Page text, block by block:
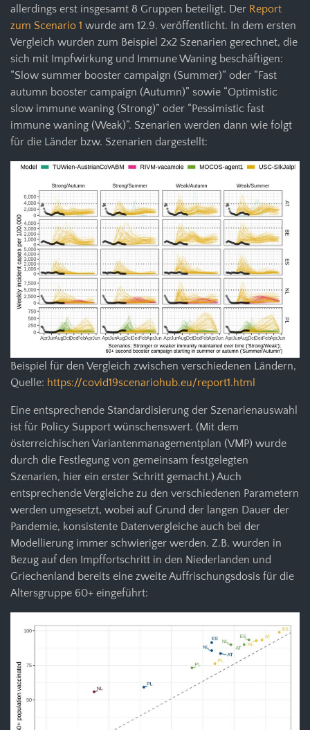
allerdings erst insgesamt 8 Gruppen beteiligt. Der Report
zum Scenario 1 wurde am 12.9. veröffentlicht. In dem ersten
Vergleich wurden zum Beispiel 2x2 Szenarien gerechnet, die
sich mit Impfwirkung und Immune Waning beschäftigen:
“Slow summer booster campaign (Summer)” oder “Fast
autumn booster campaign (Autumn)” sowie “Optimistic
slow immune waning (Strong)” oder “Pessimistic fast
immune waning (Weak)”. Szenarien werden dann wie folgt
für die Länder bzw. Szenarien dargestellt:
Beispiel für den Vergleich zwischen verschiedenen Ländern,
Quelle: https://covid19scenariohub.eu/report1.html
Eine entsprechende Standardisierung der Szenarienauswahl
ist für Policy Support wünschenswert. (Mit dem
österreichischen Variantenmanagementplan (VMP) wurde
durch die Festlegung von gemeinsam festgelegten
Szenarien, hier ein erster Schritt gemacht.) Auch
entsprechende Vergleiche zu den verschiedenen Parametern
werden umgesetzt, wobei auf Grund der langen Dauer der
Pandemie, konsistente Datenvergleiche auch bei der
Modellierung immer schwieriger werden. Z.B. wurden in
Bezug auf den Impffortschritt in den Niederlanden und
Griechenland bereits eine zweite Auffrischungsdosis für die
Altersgruppe 60+ eingeführt: